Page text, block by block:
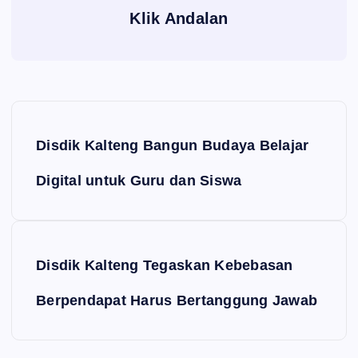
Klik Andalan
Disdik Kalteng Bangun Budaya Belajar
Digital untuk Guru dan Siswa
Disdik Kalteng Tegaskan Kebebasan
Berpendapat Harus Bertanggung Jawab